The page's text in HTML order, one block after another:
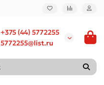
+375 (44) 5772255
5772255@list.ru